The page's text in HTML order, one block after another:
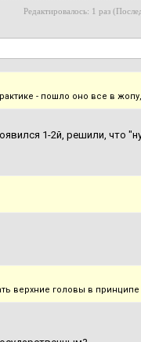
Редактировалось: 1 раз
- пошло оно все в
1-2й, решили, что
верхние головы в принципе